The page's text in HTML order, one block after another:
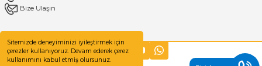
Sitemizde deneyiminizi iyileştirmek için
çerezler kullanıyoruz. Devam ederek çerez
kullanımını kabul etmiş olursunuz.
Bize Ulaşın